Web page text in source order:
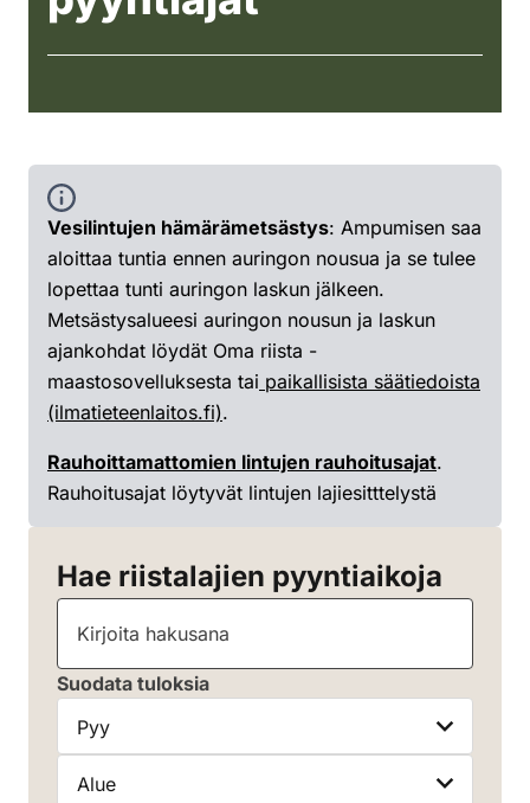
Vesilintujen hämärämetsästys: Ampumisen saa
aloittaa tuntia ennen auringon nousua ja se tulee
lopettaa tunti auringon laskun jälkeen.
Metsästysalueesi auringon nousun ja laskun
ajankohdat löydät Oma riista -
maastosovelluksesta tai paikallisista säätiedoista
(ilmatieteenlaitos.fi).
Rauhoittamattomien lintujen rauhoitusajat.
Rauhoitusajat löytyvät lintujen lajiesitttelystä
Hae riistalajien pyyntiaikoja
Kirjoita hakusana
Suodata tuloksia